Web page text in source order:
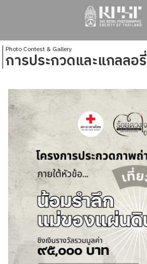
Photo Contest & Gallery
การประกวดและแกลลอรี่